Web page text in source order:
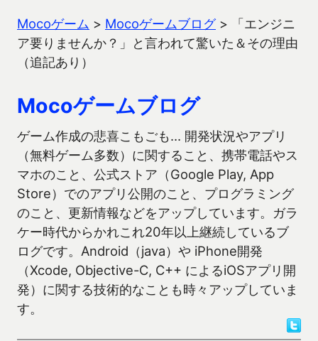
Mocoゲーム > Mocoゲームブログ>
「エンジニ
ア要りませんか？」と言われて驚いた＆その理由
（追記あり）
Mocoゲームブログ
ゲーム作成の悲喜こもごも… 開発状況やアプリ
（無料ゲーム多数）に関すること、携帯電話やス
マホのこと、公式ストア（Google Play, App
Store）でのアプリ公開のこと、プログラミング
のこと、更新情報などをアップしています。ガラ
ケー時代からかれこれ20年以上継続しているブ
ログです。Android（java）や iPhone開発
（Xcode, Objective-C, C++ によるiOSアプリ開
発）に関する技術的なことも時々アップしていま
す。